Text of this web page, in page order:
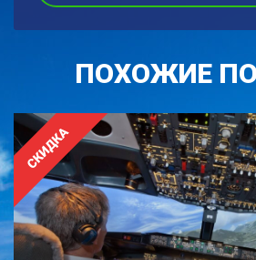
ПОХОЖИЕ